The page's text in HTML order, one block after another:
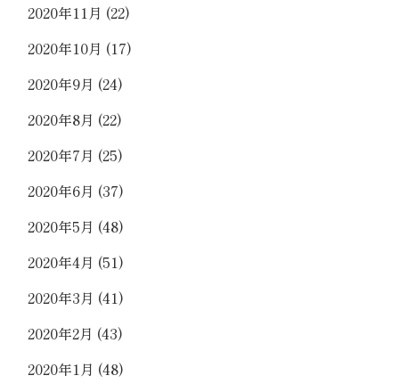
2020年11月 (22)
2020年10月 (17)
2020年9月 (24)
2020年8月 (22)
2020年7月 (25)
2020年6月 (37)
2020年5月 (48)
2020年4月 (51)
2020年3月 (41)
2020年2月 (43)
2020年1月 (48)